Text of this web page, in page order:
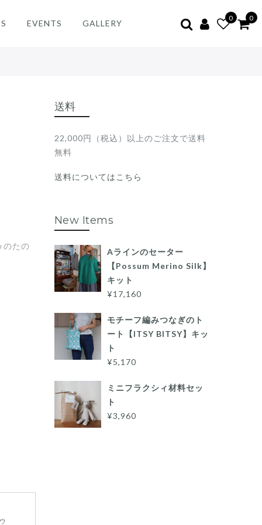
EVENTS GALLERY
0 0
のたの
送料
22,000円（税込）以上のご注文で送料
無料
送料についてはこちら
New Items
Aラインのセーター
【Possum Merino Silk】
キット
¥17,160
モチーフ編みつなぎのト
ート【ITSY BITSY】キッ
ト
¥5,170
ミニフラクシィ材料セッ
ト
¥3,960